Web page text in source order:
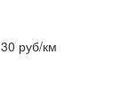
руб/км